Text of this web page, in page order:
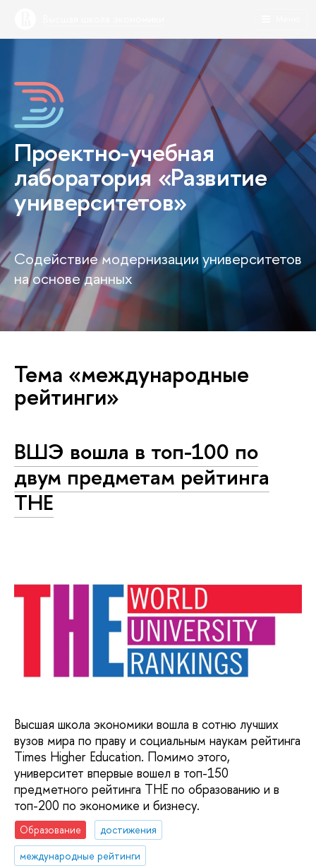
Проектно-учебная
лаборатория «Развитие
университетов»
Содействие модернизации университетов
на основе данных
Тема «международные
рейтинги»
ВШЭ вошла в топ-100 по
двум предметам рейтинга
ТНЕ
Высшая школа экономики вошла в сотню лучших
вузов мира по праву и социальным наукам рейтинга
Times Higher Education. Помимо этого,
университет впервые вошел в топ-150
предметного рейтинга ТНЕ по образованию и в
топ-200 по экономике и бизнесу.
Образование
достижения
международные рейтинги